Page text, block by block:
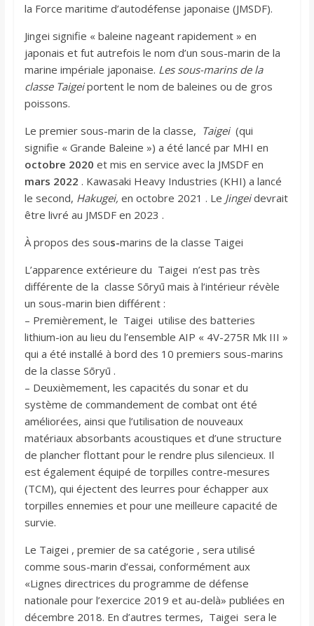
la Force maritime d’autodéfense japonaise (JMSDF).
Jingei signifie « baleine nageant rapidement » en
japonais et fut autrefois le nom d’un sous-marin de la
marine impériale japonaise. Les sous-marins de la
classe Taigeiportent le nom de baleines ou de gros
poissons.
Le premier sous-marin de la classe, Taigei(qui
signifie « Grande Baleine ») a été lancé par MHI en
octobre 2020 et mis en service avec la JMSDF en
mars 2022 . Kawasaki Heavy Industries (KHI) a lancé
le second, Hakugei, en octobre 2021 . Le Jingeidevrait
être livré au JMSDF en 2023 .
À propos des sous-marins de la classe Taigei
L’apparence extérieure du Taigei n’est pas très
différente de la classe Sōryū mais à l’intérieur révèle
un sous-marin bien différent :
– Premièrement, le Taigei utilise des batteries
lithium-ion au lieu du l’ensemble AIP « 4V-275R Mk III »
qui a été installé à bord des 10 premiers sous-marins
de la classe Sōryū .
– Deuxièmement, les capacités du sonar et du
système de commandement de combat ont été
améliorées, ainsi que l’utilisation de nouveaux
matériaux absorbants acoustiques et d’une structure
de plancher flottant pour le rendre plus silencieux. Il
est également équipé de torpilles contre-mesures
(TCM), qui éjectent des leurres pour échapper aux
torpilles ennemies et pour une meilleure capacité de
survie.
Le Taigei , premier de sa catégorie , sera utilisé
comme sous-marin d’essai, conformément aux
«Lignes directrices du programme de défense
nationale pour l’exercice 2019 et au-delà» publiées en
décembre 2018. En d’autres termes, Taigei sera le